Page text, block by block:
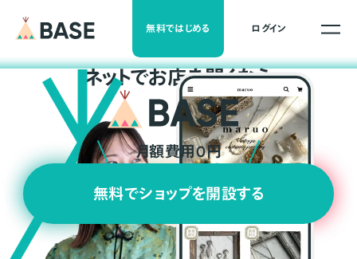
無料ではじめる ログイン
ネットでお店を開くなら
月額費用0円
無料でショップを開設する